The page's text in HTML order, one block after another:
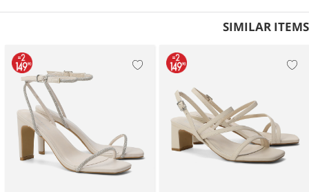
SIMILAR ITEMS